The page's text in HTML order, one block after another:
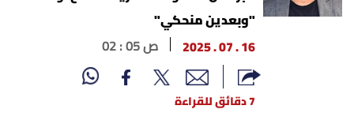
لبنان
"وبعدين منحكي"
16 . 07 . 2025
02 : 05 ص
7 دقائق للقراءة